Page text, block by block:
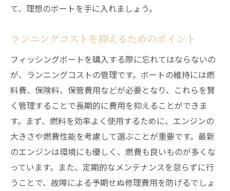
て、理想のボートを手に入れましょう。
ランニングコストを抑えるためのポイント
フィッシングボートを購入する際に忘れてはならないの
が、ランニングコストの管理です。ボートの維持には燃
料費、保険料、保管費用などが必要となり、これらを賢
く管理することで長期的に費用を抑えることができま
す。まず、燃料を効率よく使用するために、エンジンの
大きさや燃費性能を考慮して選ぶことが重要です。最新
のエンジンは環境にも優しく、燃費も良いものが多くな
っています。また、定期的なメンテナンスを怠らずに行
うことで、故障による予期せぬ修理費用を防げるでしょ